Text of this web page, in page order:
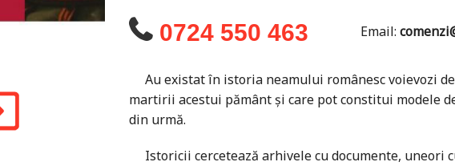
0724 550 463 Email:
Au existat în istoria neamului românesc voievozi
martirii acestui pământ şi care pot constitui modele
din urmă.
Istoricii cercetează arhivele cu documente,